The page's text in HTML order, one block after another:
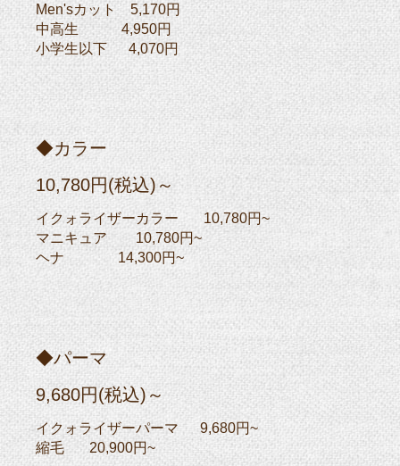
Men'sカット 5,170円
中高生 4,950円
小学生以下 4,070円
◆カラー
10,780円(税込)～
イクォライザーカラー 10,780円~
マニキュア 10,780円~
ヘナ 14,300円~
◆パーマ
9,680円(税込)～
イクォライザーパーマ 9,680円~
縮毛 20,900円~